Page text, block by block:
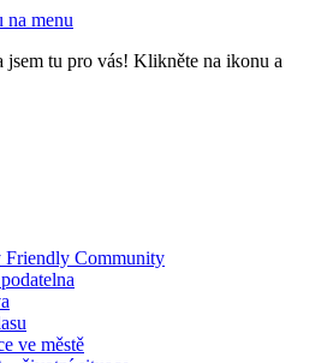
na menu
jsem tu pro vás! Klikněte na ikonu a
Community
ve městě